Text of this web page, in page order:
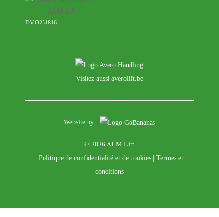
DV.O251816
Website by
© 2026 ALM Lift
|Politique de confidentialité et de cookies |Termes et
conditions
Visitez aussi averolift.be